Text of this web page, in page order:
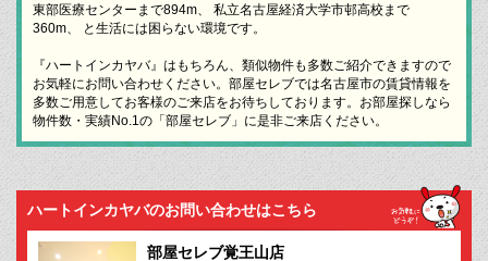
東部医療センターまで894m、 私立名古屋経済大学市邨高校まで
360m、 と生活には困らない環境です。
『ハートインカヤバ』はもちろん、類似物件も多数ご紹介できますので
お気軽にお問い合わせください。部屋セレブでは名古屋市の賃貸情報を
多数ご用意してお客様のご来店をお待ちしております。お部屋探しなら
物件数・実績No.1の「部屋セレブ」に是非ご来店ください。
ハートインカヤバのお問い合わせはこちら
部屋セレブ覚王山店